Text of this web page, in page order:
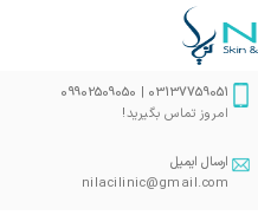
03137759051 | 09902509050
امروز تماس بگیرید!
ارسال ایمیل
nilacilinic@gmail.com